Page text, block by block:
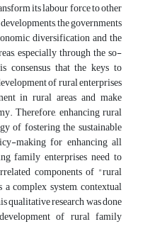
its labour force to other
the governments
diversification and the
especially through the so-
consensus that the keys to
of rural enterprises
in rural areas and make
Therefore, enhancing rural
of fostering the sustainable
making for enhancing all
family enterprises need to
components of "rural
complex system, contextual
qualitative research was done
of rural family